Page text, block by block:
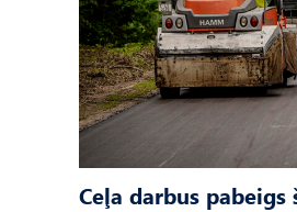
Ceļa darbus pabeigs